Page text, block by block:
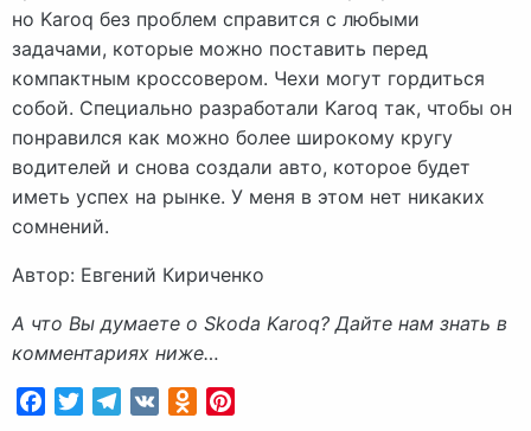
но Karoq без проблем справится с любыми
задачами, которые можно поставить перед
компактным кроссовером. Чехи могут гордиться
собой. Специально разработали Karoq так, чтобы он
понравился как можно более широкому кругу
водителей и снова создали авто, которое будет
иметь успех на рынке. У меня в этом нет никаких
сомнений.
Автор: Евгений Кириченко
А что Вы думаете о Skoda Karoq? Дайте нам знать в
комментариях ниже…
FacebookTwitterTelegram
VK Odnoklassniki